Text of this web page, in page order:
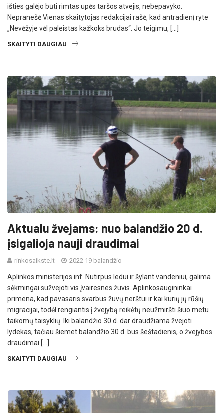
išties galėjo būti rimtas upės taršos atvejis, nebepavyko.
Nepranešė Vienas skaitytojas redakcijai rašė, kad antradienį ryte
„Nevėžyje vėl paleistas kažkoks brudas“. Jo teigimu, […]
SKAITYTI DAUGIAU
Aktualu žvejams: nuo balandžio 20 d.
įsigalioja nauji draudimai
rinkosaikste.lt 2022 19 balandžio
Aplinkos ministerijos inf. Nutirpus ledui ir šylant vandeniui, galima
sėkmingai sužvejoti vis įvairesnes žuvis. Aplinkosaugininkai
primena, kad pavasaris svarbus žuvų nerštui ir kai kurių jų rūšių
migracijai, todėl rengiantis į žvejybą reikėtų neužmiršti šiuo metu
taikomų taisyklių. Iki balandžio 30 d. dar draudžiama žvejoti
lydekas, tačiau šiemet balandžio 30 d. bus šeštadienis, o žvejybos
draudimai […]
SKAITYTI DAUGIAU